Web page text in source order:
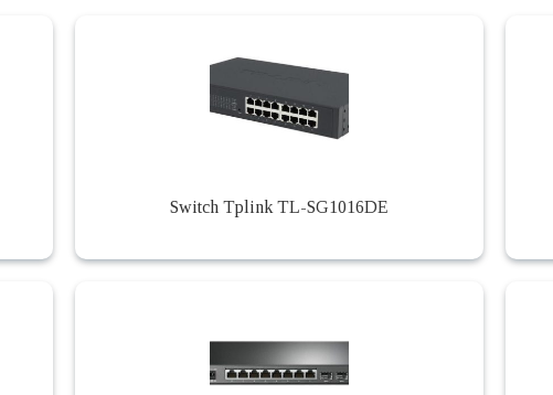
Switch Tplink TL-SG1016DE